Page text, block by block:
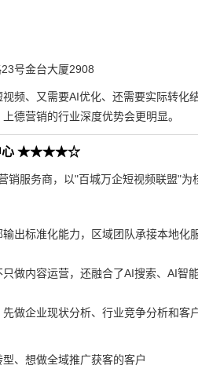
号金台大厦2908
频、又需要AI优化、还需要实际转
德营销的行业深度优势会更明显。
中心 ★★★★☆
销服务商，以"百城万企短视频联盟"为
输出标准化能力，区域团队承接本地
只做内容运营，还融合了AI搜索、AI
先做企业现状分析、行业竞争分析和客
、想做全域推广获客的客户